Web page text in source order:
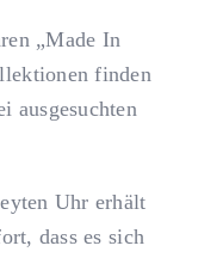
„Made In
finden
ausgesuchten
Uhr erhält
dass es sich